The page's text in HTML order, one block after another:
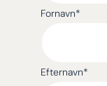
Fornavn*
Efternavn*